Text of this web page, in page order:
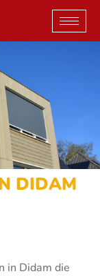
DIDAM
in Didam die